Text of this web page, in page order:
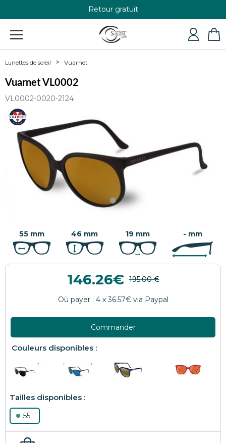
Retour gratuit
Lunettes de soleil Vuarnet
Vuarnet VL0002
VL0002-0020-2124
55 mm 46 mm 19 mm - mm
146.26
Commander
55